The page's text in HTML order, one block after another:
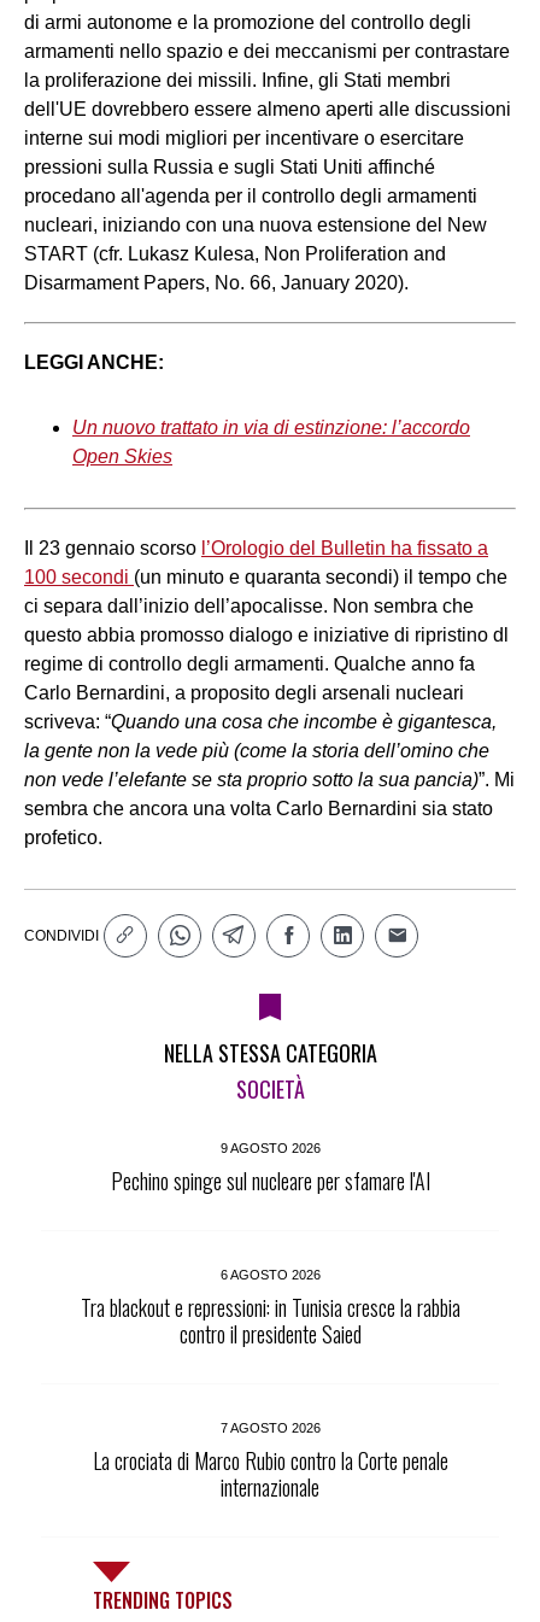
di armi autonome e la promozione del controllo degli
armamenti nello spazio e dei meccanismi per contrastare
la proliferazione dei missili. Infine, gli Stati membri
dell'UE dovrebbero essere almeno aperti alle discussioni
interne sui modi migliori per incentivare o esercitare
pressioni sulla Russia e sugli Stati Uniti affinché
procedano all'agenda per il controllo degli armamenti
nucleari, iniziando con una nuova estensione del New
START (cfr. Lukasz Kulesa, Non Proliferation and
Disarmament Papers, No. 66, January 2020).
LEGGI ANCHE:
Un nuovo trattato in via di estinzione: l’accordo
Open Skies
Il 23 gennaio scorso l’Orologio del Bulletin ha fissato a
100 secondi (un minuto e quaranta secondi) il tempo che
ci separa dall’inizio dell’apocalisse. Non sembra che
questo abbia promosso dialogo e iniziative di ripristino dl
regime di controllo degli armamenti. Qualche anno fa
Carlo Bernardini, a proposito degli arsenali nucleari
scriveva: “Quando una cosa che incombe è gigantesca,
la gente non la vede più (come la storia dell’omino che
non vede l’elefante se sta proprio sotto la sua pancia)”. Mi
sembra che ancora una volta Carlo Bernardini sia stato
profetico.
CONDIVIDI
NELLA STESSA CATEGORIA
SOCIETÀ
9 AGOSTO 2026
Pechino spinge sul nucleare per sfamare l'AI
6 AGOSTO 2026
Tra blackout e repressioni: in Tunisia cresce la rabbia
contro il presidente Saied
7 AGOSTO 2026
La crociata di Marco Rubio contro la Corte penale
internazionale
TRENDING TOPICS